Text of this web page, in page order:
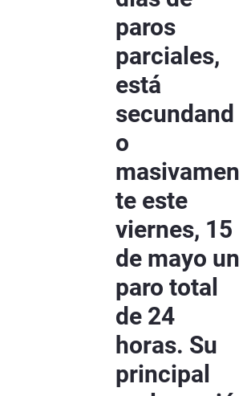
paros
parciales,
está
secundand
o
masivamen
te este
viernes, 15
de mayo un
paro total
de 24
horas. Su
principal